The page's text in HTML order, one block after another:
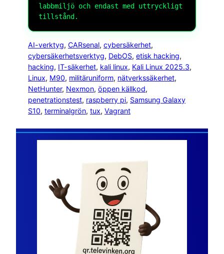
labbmiljö och endast med uttryckligt
tillstånd.
AI-verktyg, CARsenal, cybersäkerhet
cybersäkerhetsverktyg, DebOS, etisk hacking
hacking, IT-säkerhet, kali linux, Kali Linux 2025.3
Linux, M90, militäruniform, nätverkssäkerhet
NetHunter, Nexmon, öppen källkod
penetrationstest, raspberry pi, Samsung Galaxy
S10, terminalgrön, tux, Vagrant